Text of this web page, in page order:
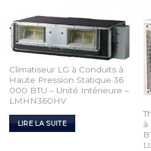
Climatiseur LG à Conduits à
Haute Pression Statique 36
000 BTU – Unité Intérieure –
LMHN360HV
LIRE LA SUITE
à